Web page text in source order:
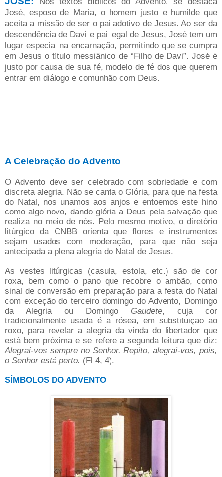
José, esposo de Maria, o homem justo e humilde que
aceita a missão de ser o pai adotivo de Jesus. Ao ser da
descendência de Davi e pai legal de Jesus, José tem um
lugar especial na encarnação, permitindo que se cumpra
em Jesus o título messiânico de “Filho de Davi”. José é
justo por causa de sua fé, modelo de fé dos que querem
entrar em diálogo e comunhão com Deus.
A Celebração do Advento
O Advento deve ser celebrado com sobriedade e com
discreta alegria. Não se canta o Glória, para que na festa
do Natal, nos unamos aos anjos e entoemos este hino
como algo novo, dando glória a Deus pela salvação que
realiza no meio de nós. Pelo mesmo motivo, o diretório
litúrgico da CNBB orienta que flores e instrumentos
sejam usados com moderação, para que não seja
antecipada a plena alegria do Natal de Jesus.
As vestes litúrgicas (casula, estola, etc.) são de cor
roxa, bem como o pano que recobre o ambão, como
sinal de conversão em preparação para a festa do Natal
com exceção do terceiro domingo do Advento, Domingo
da Alegria ou Domingo Gaudete, cuja cor
tradicionalmente usada é a rósea, em substituição ao
roxo, para revelar a alegria da vinda do libertador que
está bem próxima e se refere a segunda leitura que diz:
Alegrai-vos sempre no Senhor. Repito, alegrai-vos, pois,
o Senhor está perto. (Fl 4, 4).
SÍMBOLOS DO ADVENTO